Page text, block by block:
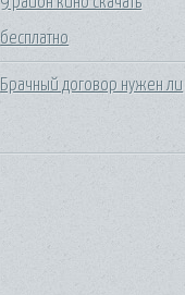
бесплатно
Брачный договор нужен ли